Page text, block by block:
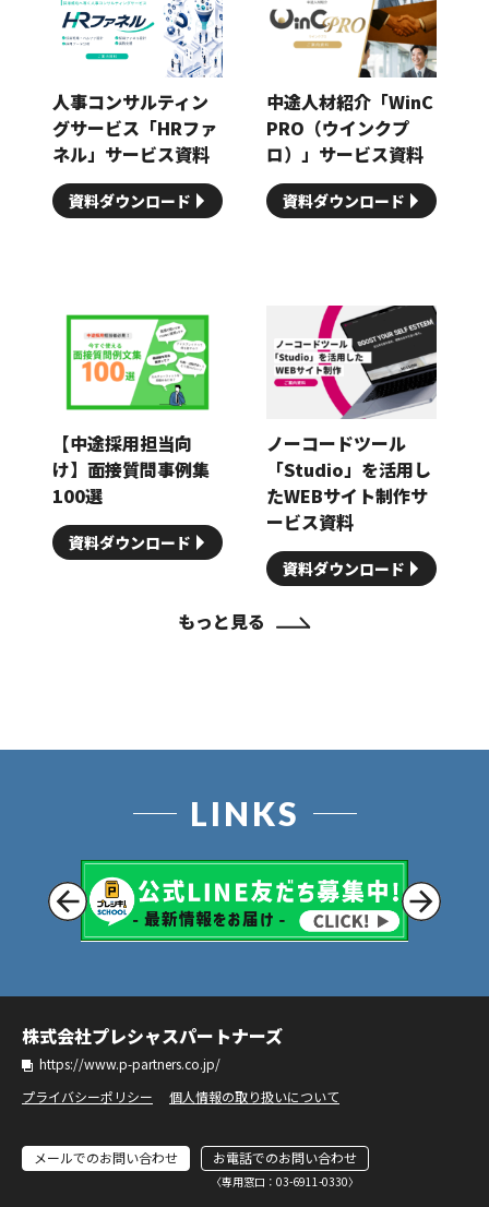
人事コンサルティン
グサービス「HRファ
ネル」サービス資料
資料ダウンロード
中途人材紹介「WinC
PRO（ウインクプ
ロ）」サービス資料
資料ダウンロード
【中途採用担当向
け】面接質問事例集
100選
資料ダウンロード
ノーコードツール
「Studio」を活用し
たWEBサイト制作サ
ービス資料
資料ダウンロード
もっと見る
LINKS
株式会社プレシャスパートナーズ
https://www.p-partners.co.jp/
プライバシーポリシー
個人情報の取り扱いについて
メールでのお問い合わせ お電話でのお問い合わせ
〈専⽤窓⼝：03-6911-0330〉